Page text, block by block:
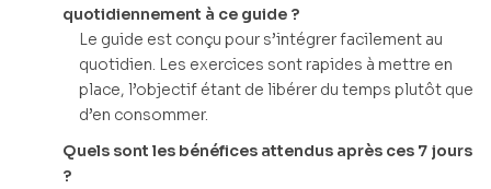
quotidiennement à ce guide ?
Le guide est conçu pour s’intégrer facilement au
quotidien. Les exercices sont rapides à mettre en
place, l’objectif étant de libérer du temps plutôt que
d’en consommer.
Quels sont les bénéfices attendus après ces 7 jours
?